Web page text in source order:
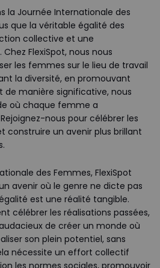
la Journée Internationale des
que la véritable égalité des
collective et une
FlexiSpot, nous nous
les femmes sur le lieu de travail
la diversité, en promouvant
de manière significative, nous
où chaque femme a
nous pour célébrer les
construire un avenir plus brillant
des Femmes, FlexiSpot
avenir où le genre ne dicte pas
est une réalité tangible.
célébrer les réalisations passées,
de créer un monde où
son plein potentiel, sans
nécessite un effort collectif